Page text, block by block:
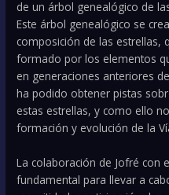
de un árbol genealógico de
Este árbol genealógico se
composición de las estrellas,
formado por los elementos
en generaciones anteriores
ha podido obtener pistas
estas estrellas, y como ello
formación y evolución de la
La colaboración de Jofré con
fundamental para llevar a